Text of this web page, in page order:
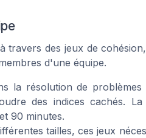
à travers des jeux de
d'une équipe.
la résolution de problèmes
des indices cachés.
90 minutes.
tailles, ces jeux